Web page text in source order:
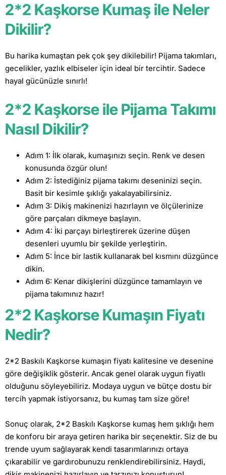
2*2 Kaşkorse Kumaş ile Neler
Dikilir?
Bu harika kumaştan pek çok şey dikilebilir! Pijama takımları,
gecelikler, yazlık elbiseler için ideal bir tercihtir. Sadece
hayal gücünüzle sınırlı!
2*2 Kaşkorse ile Pijama Takımı
Nasıl Dikilir?
Adım 1: İlk olarak, kumaşınızı seçin. Renk ve desen
konusunda özgür olun!
Adım 2: İstediğiniz pijama takımı deseninizi seçin.
Basit bir kesimle şıklığı yakalayabilirsiniz.
Adım 3: Dikiş makinenizi hazırlayın ve ölçülerinize
göre parçaları dikmeye başlayın.
Adım 4: İki parçayı birleştirerek üzerine düşen
desenleri uyumlu bir şekilde yerleştirin.
Adım 5: İnce bir lastik kullanarak bel kısmını düzgünce
dikin.
Adım 6: Kenar dikişlerini düzgünce tamamlayın ve
pijama takımınız hazır!
2*2 Kaşkorse Kumaşın Fiyatı
Nedir?
2*2 Baskılı Kaşkorse kumaşın fiyatı kalitesine ve desenine
göre değişiklik gösterir. Ancak genel olarak uygun fiyatlı
olduğunu söyleyebiliriz. Modaya uygun ve bütçe dostu bir
tercih yapmak istiyorsanız, bu kumaş tam size göre!
Sonuç olarak, 2*2 Baskılı Kaşkorse kumaş hem şıklığı hem
de konforu bir araya getiren harika bir seçenektir. Siz de bu
trende uyum sağlayarak kendi tasarımlarınızı ortaya
çıkarabilir ve gardırobunuzu renklendirebilirsiniz. Haydi,